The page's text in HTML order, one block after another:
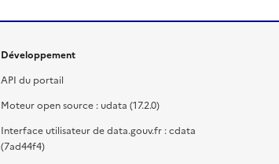
Développement
API du portail
Moteur open source : udata (17.2.0)
Interface utilisateur de data.gouv.fr : cdata
(7ad44f4)